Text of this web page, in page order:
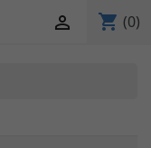
shopping_cart (0)
